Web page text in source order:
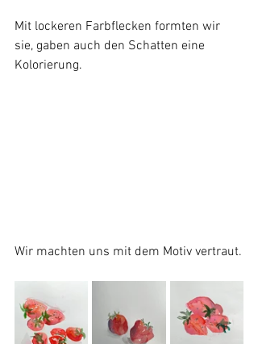
Mit lockeren Farbflecken formten wir
sie, gaben auch den Schatten eine
Kolorierung.
Wir machten uns mit dem Motiv vertraut.